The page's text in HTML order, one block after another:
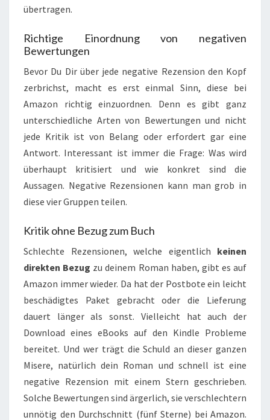
übertragen.
Richtige Einordnung von negativen
Bewertungen
Bevor Du Dir über jede negative Rezension den Kopf
zerbrichst, macht es erst einmal Sinn, diese bei
Amazon richtig einzuordnen. Denn es gibt ganz
unterschiedliche Arten von Bewertungen und nicht
jede Kritik ist von Belang oder erfordert gar eine
Antwort. Interessant ist immer die Frage: Was wird
überhaupt kritisiert und wie konkret sind die
Aussagen. Negative Rezensionen kann man grob in
diese vier Gruppen teilen.
Kritik ohne Bezug zum Buch
Schlechte Rezensionen, welche eigentlich keinen
direkten Bezug zu deinem Roman haben, gibt es auf
Amazon immer wieder. Da hat der Postbote ein leicht
beschädigtes Paket gebracht oder die Lieferung
dauert länger als sonst. Vielleicht hat auch der
Download eines eBooks auf den Kindle Probleme
bereitet. Und wer trägt die Schuld an dieser ganzen
Misere, natürlich dein Roman und schnell ist eine
negative Rezension mit einem Stern geschrieben.
Solche Bewertungen sind ärgerlich, sie verschlechtern
unnötig den Durchschnitt (fünf Sterne) bei Amazon.